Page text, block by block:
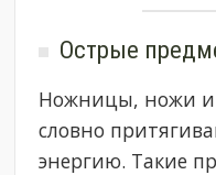
Острые
Ножницы, ножи и
словно
энергию. Такие